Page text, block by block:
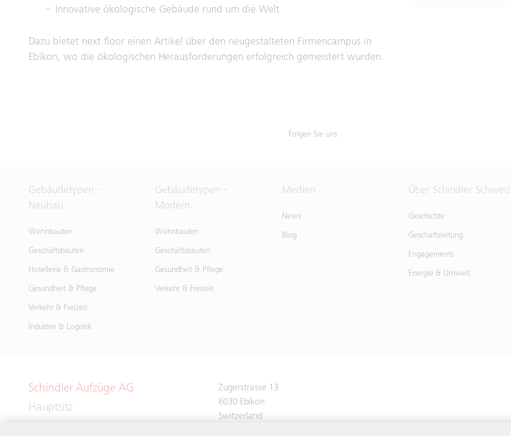
Innovative ökologische Gebäude rund um die Welt
Dazu bietet next floor einen Artikel über den neugestalteten Firmencampus in
Ebikon, wo die ökologischen Herausforderungen erfolgreich gemeistert wurden.
Folgen Sie uns
Gebäudetypen -
Neubau
Wohnbauten
Geschäftsbauten
Hotellerie & Gastronomie
Gesundheit & Pflege
Verkehr & Freizeit
Industrie & Logistik
Gebäudetypen -
Modern.
Wohnbauten
Geschäftsbauten
Gesundheit & Pflege
Verkehr & Freizeit
Medien
News
Blog
Über Schindler Schweiz
Geschichte
Geschäftsleitung
Engagements
Energie & Umwelt
Schindler Aufzüge AG
Hauptsitz
Zugerstrasse 13
6030 Ebikon
Switzerland